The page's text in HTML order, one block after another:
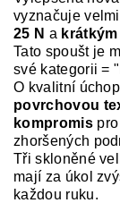
vyznačuje
25 N a krátkým
Tato spoušt je
své kategorii =
O kvalitní
povrchovou
kompromispro
zhoršených
Tři skloněné
mají za úkol
každou ruku.